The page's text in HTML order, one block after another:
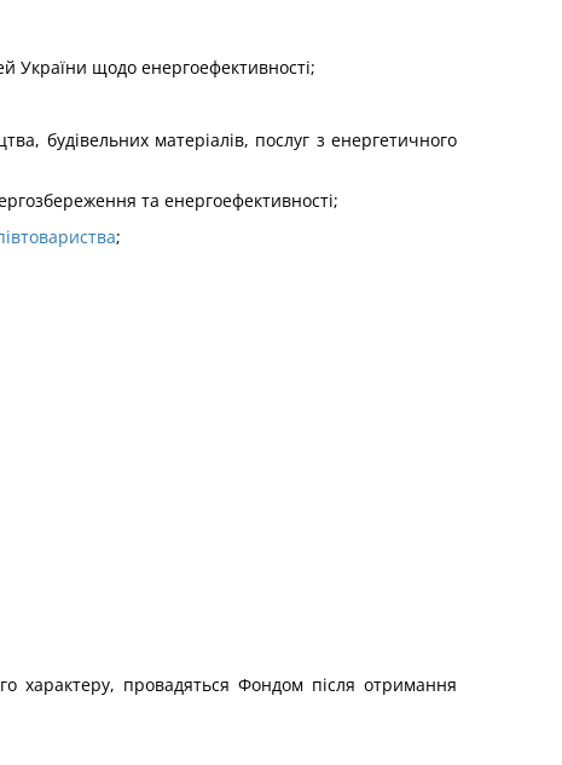
України щодо енергоефективності;
будівельних матеріалів, послуг з енергетичного
та енергоефективності;
;
характеру, провадяться Фондом після отримання